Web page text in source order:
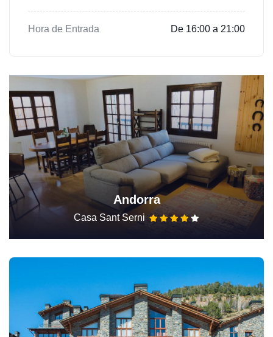
Hora de Entrada De 16:00 a 21:00
Andorra
Casa Sant Serni